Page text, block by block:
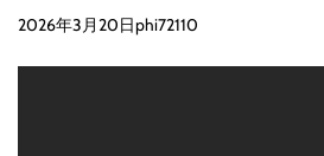
2026年3月20日phi72110